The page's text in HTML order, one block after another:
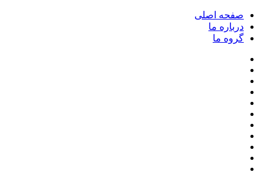
وارد
کنید
صفحه اصلی
درباره ما
گروه ما